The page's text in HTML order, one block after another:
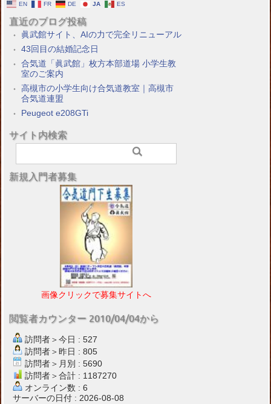
EN FR DE JA ES
直近のブログ投稿
眞武館サイト、AIの力で完全リニューアル
43回目の結婚記念日
合気道「眞武館」枚方本部道場 小学生教
室のご案内
高槻市の小学生向け合気道教室｜高槻市
合気道連盟
Peugeot e208GTi
サイト内検索
新規入門者募集
画像クリックで募集サイトへ
閲覧者カウンター 2010/04/04から
訪問者＞今日 : 527
訪問者＞昨日 : 805
訪問者＞月別 : 5690
訪問者＞合計 : 1187270
オンライン数 : 6
サーバーの日付 : 2026-08-08